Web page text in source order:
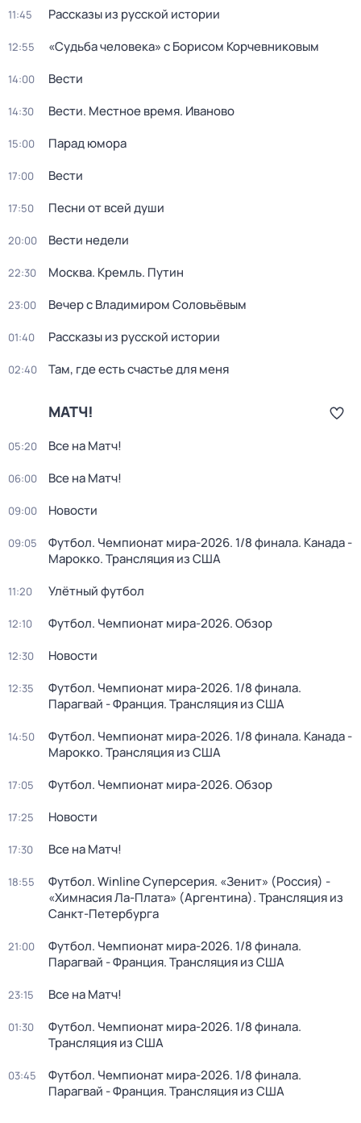
11:45 Рассказы из русской истории
12:55 «Судьба человека» с Борисом Корчевниковым
14:00 Вести
14:30 Вести. Местное время. Иваново
15:00 Парад юмора
17:00 Вести
17:50 Песни от всей души
20:00 Вести недели
22:30 Москва. Кремль. Путин
23:00 Вечер с Владимиром Соловьёвым
01:40 Рассказы из русской истории
02:40 Там, где есть счастье для меня
МАТЧ!
05:20 Все на Матч!
06:00 Все на Матч!
09:00 Новости
09:05
Футбол. Чемпионат мира-2026. 1/8 финала. Канада -
Марокко. Трансляция из США
11:20 Улётный футбол
12:10 Футбол. Чемпионат мира-2026. Обзор
12:30 Новости
12:35
Футбол. Чемпионат мира-2026. 1/8 финала.
Парагвай - Франция. Трансляция из США
14:50
Футбол. Чемпионат мира-2026. 1/8 финала. Канада -
Марокко. Трансляция из США
17:05 Футбол. Чемпионат мира-2026. Обзор
17:25 Новости
17:30 Все на Матч!
18:55
Футбол. Winline Суперсерия. «Зенит» (Россия) -
«Химнасия Ла-Плата» (Аргентина). Трансляция из
Санкт-Петербурга
21:00
Футбол. Чемпионат мира-2026. 1/8 финала.
Парагвай - Франция. Трансляция из США
23:15 Все на Матч!
01:30
Футбол. Чемпионат мира-2026. 1/8 финала.
Трансляция из США
03:45
Футбол. Чемпионат мира-2026. 1/8 финала.
Парагвай - Франция. Трансляция из США